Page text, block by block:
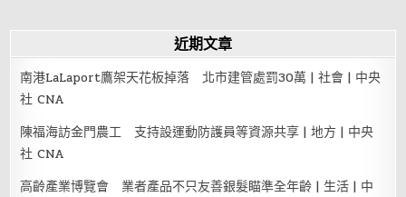
近期文章
南港LaLaport鷹架天花板掉落 北市建管處罰30萬 | 社會 | 中央
社 CNA
陳福海訪金門農工 支持設運動防護員等資源共享 | 地方 | 中央
社 CNA
高齡產業博覽會 業者產品不只友善銀髮瞄準全年齡 | 生活 | 中